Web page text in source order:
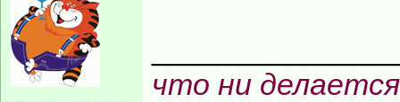
что ни